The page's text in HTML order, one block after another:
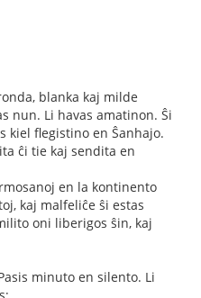
blanka kaj milde
nun. Li havas amatinon. Ŝi
kiel flegistino en Ŝanhajo.
ĉi tie kaj sendita en
en la kontinento
kaj malfeliĉe ŝi estas
oni liberigos ŝin, kaj
minuto en silento. Li